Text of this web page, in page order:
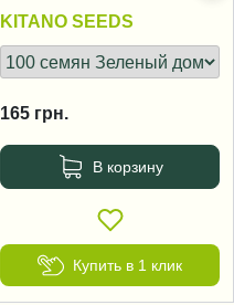
KITANO SEEDS
165 грн.
В корзину
Купить в 1 клик